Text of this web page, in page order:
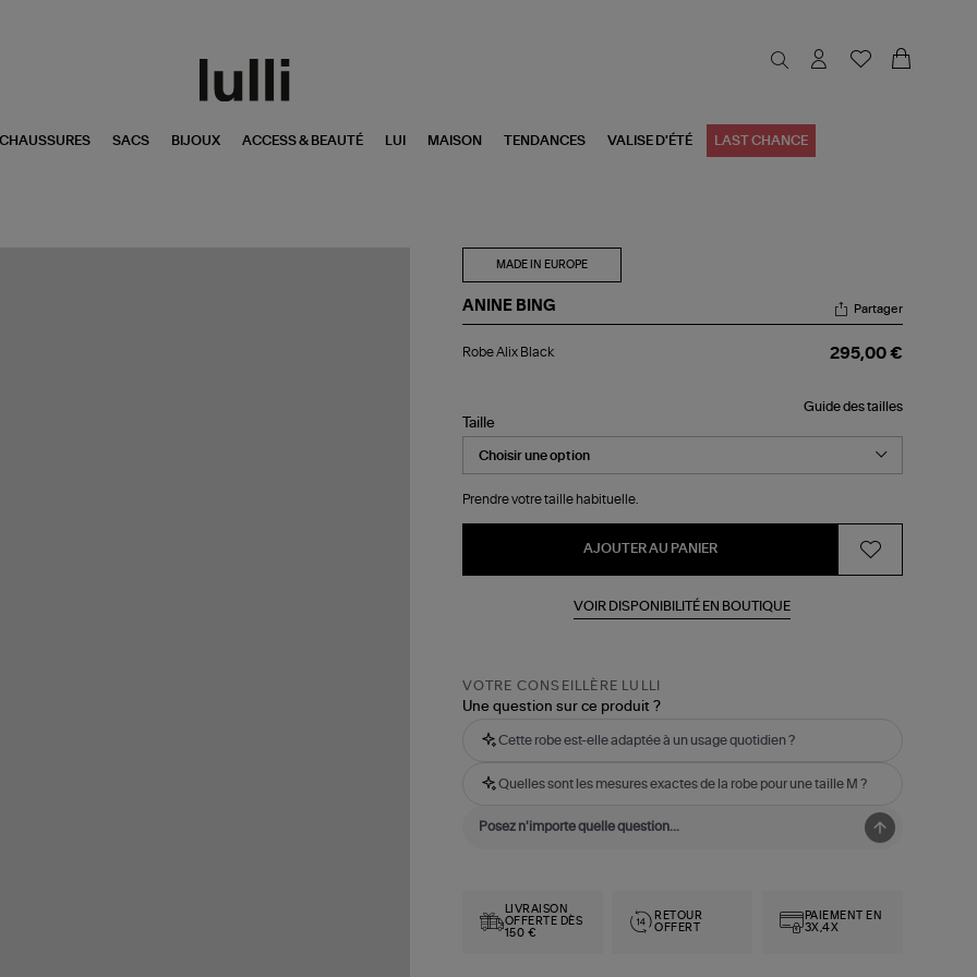
CHAUSSURES SACS BIJOUX ACCESS & BEAUTÉ LUI MAISON TENDANCES VALISE D'ÉTÉ LAST CHANCE
MADE IN EUROPE
ANINE BING
Alix
Partager
Robe Alix Black 295,00 €
Guide des tailles
Taille
Prendre votre taille habituelle.
AJOUTER AU PANIER
VOIR DISPONIBILITÉ EN BOUTIQUE
VOTRE CONSEILLÈRE LULLI
Une question sur ce produit ?
Cette robe est-elle adaptée à un usage quotidien ?
Quelles sont les mesures exactes de la robe pour une taille M ?
LIVRAISON
OFFERTE DÈS
150 €
RETOUR
OFFERT
PAIEMENT EN
3X,4X